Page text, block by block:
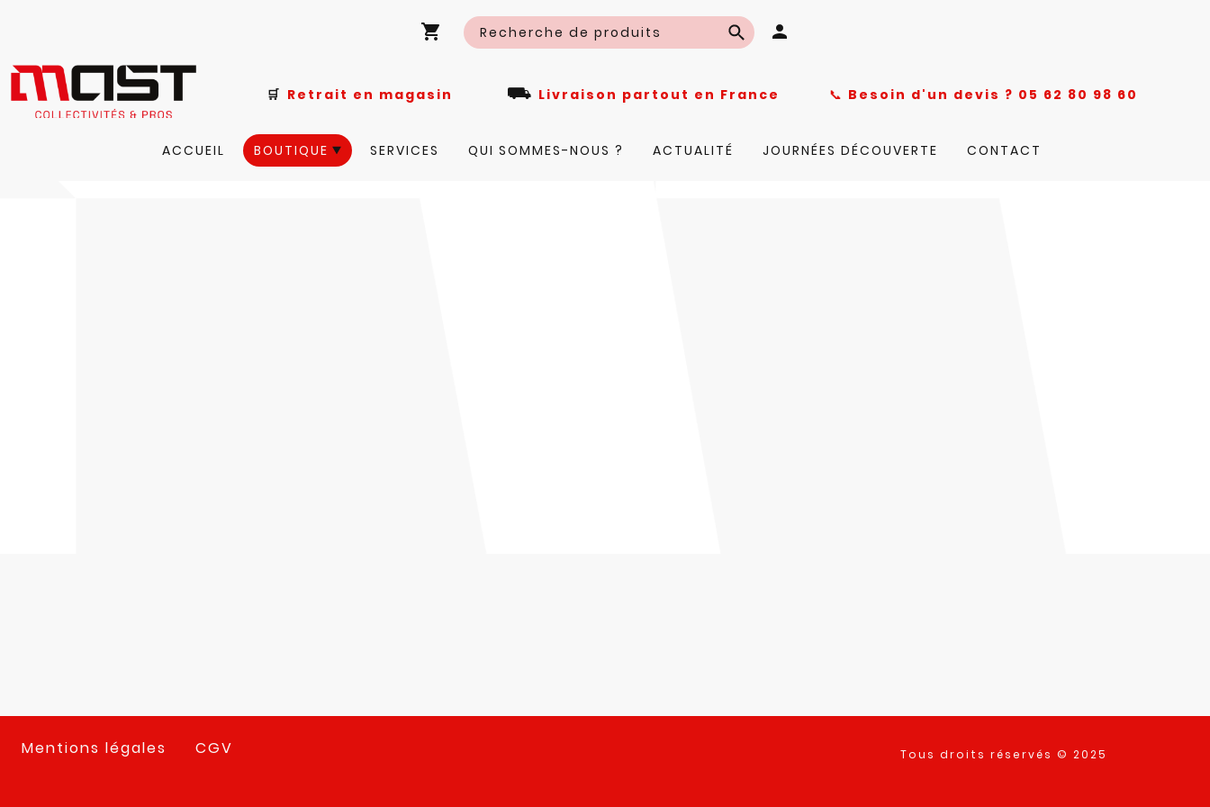
🛒 Retrait en magasin ⛟ Livraison partout en France 📞 Besoin d'un devis ? 05 62 80 98 60
ACCUEIL BOUTIQUE SERVICES QUI SOMMES-NOUS ? ACTUALITÉ JOURNÉES DÉCOUVERTE CONTACT
Mentions légales CGV Tous droits réservés © 2025